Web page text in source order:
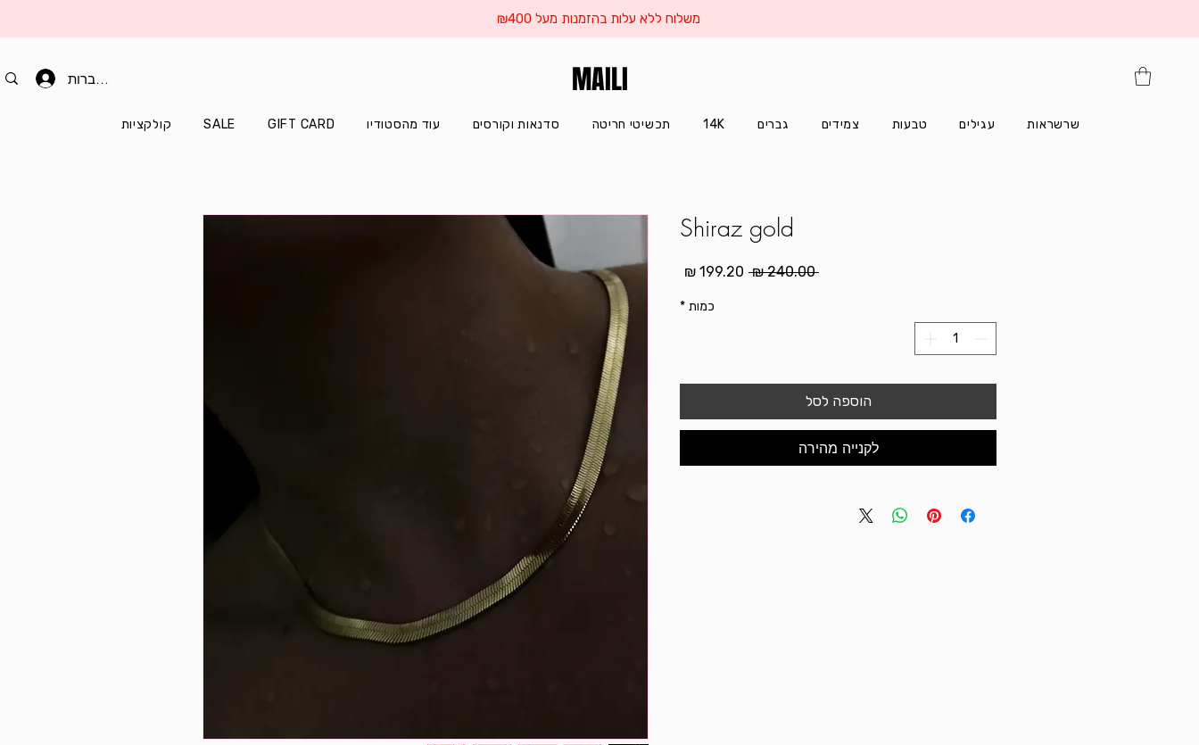
משלוח ללא עלות בהזמנות מעל ₪400
להתחברות MAILI
קולקציות SALE GIFT CARD עוד מהסטודיו סדנאות וקורסים תכשיטי חריטה 14K גברים צמידים טבעות עגילים שרשראות
Shiraz gold
‏240.00 ‏₪
מחיר
כמות *
הוספה לסל
לקנייה מהירה